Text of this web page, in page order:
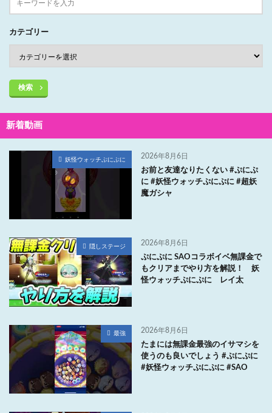
カテゴリー
検索
新着動画
妖怪ウォッチぷにぷに 2026年8月6日
お前と友達なりたくない #ぷにぷ
に #妖怪ウォッチぷにぷに #超妖
魔ガシャ
隠しステージ 2026年8月6日
ぷにぷに SAOコラボイベ無課金で
もクリアまでやり方を解説！ 妖
怪ウォッチぷにぷに レイ太
最強 2026年8月6日
たまには無課金最強のイサマシを
使うのも良いでしょう #ぷにぷに
#妖怪ウォッチぷにぷに #SAO